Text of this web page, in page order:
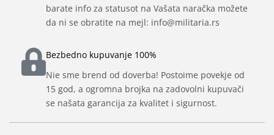
barate info za statusot na Vašata naračka možete
da ni se obratite na mejl: info@militaria.rs
Bezbedno kupuvanje 100%
Nie sme brend od doverba! Postoime povekje od
15 god, a ogromna brojka na zadovolni kupuvači
se našata garancija za kvalitet i sigurnost.